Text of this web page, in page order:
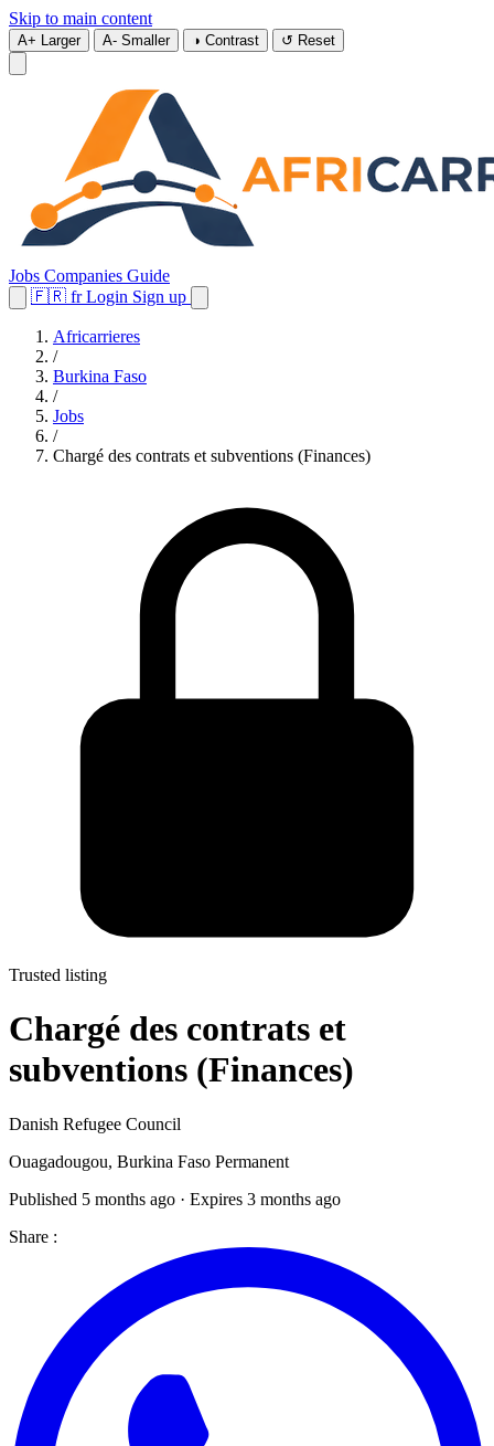
Skip to main content
A+ Larger A- Smaller ◑ Contrast ↺ Reset
Jobs Companies Guide
🇫🇷 fr Login Sign up
Africarrieres
/
Burkina Faso
/
Jobs
/
Chargé des contrats et subventions (Finances)
Trusted listing
Chargé des contrats et
subventions (Finances)
Danish Refugee Council
Ouagadougou, Burkina Faso Permanent
Published 5 months ago · Expires 3 months ago
Share :